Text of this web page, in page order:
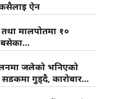
ऐन
मालपोतमा १०
बसेका...
जलेको भनिएको
गुड्दै, कारोबार...